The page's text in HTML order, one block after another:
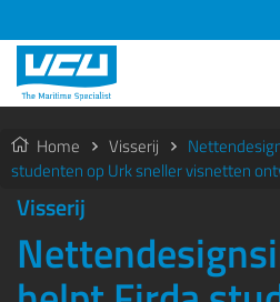
Home Visserij
studenten op Urk sneller visnetten
Visserij